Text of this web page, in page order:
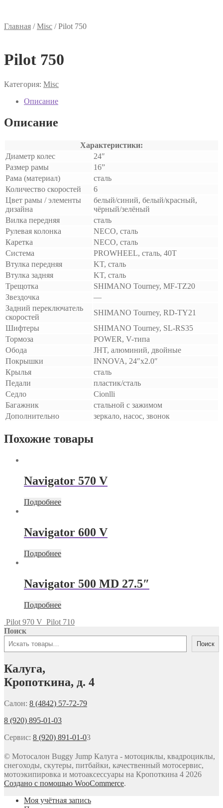
Главная /Misc /Pilot 750
Pilot 750
Категория: Misc
Описание
Описание
Характеристики:
Диаметр колес
24″
Размер рамы
16”
Рама (материал)
сталь
Количество скоростей
6
Цвет рамы / элементы
дизайна
белый/синий, белый/красный,
чёрный/зелёный
Вилка передняя
сталь
Рулевая колонка
NECO, сталь
Каретка
NECO, сталь
Система
PROWHEEL, сталь, 40T
Втулка передняя
KT, сталь
Втулка задняя
KT, сталь
Трещотка
SHIMANO Tourney, MF-TZ20
Звездочка
—
Задний переключатель
скоростей
SHIMANO Tourney, RD-TY21
Шифтеры
SHIMANO Tourney, SL-RS35
Тормоза
POWER, V-типа
Обода
JHT, алюминий, двойные
Покрышки
INNOVA, 24″x2.0″
Крылья
сталь
Педали
пластик/сталь
Седло
Cionlli
Багажник
стальной с зажимом
Дополнительно
зеркало, насос, звонок
Похожие товары
Navigator 570 V
Подробнее
Navigator 600 V
Подробнее
Navigator 500 MD 27.5″
Подробнее
Pilot 970 V Pilot 710
Поиск
Поиск
Калуга,
Кропоткина, д. 4
Салон: 8 (4842) 57-72-79
8 (920) 895-01-03
Сервис: 8 (920) 891-01-03
© Мотосалон Buggy Jump Калуга - мотоциклы, квадроциклы,
снегоходы, скутеры, питбайки, качественный мотосервис,
мотоэкипировка и мотоаксессуары на Кропоткина 4 2026
Создано с помощью WooCommerce.
Моя учётная запись